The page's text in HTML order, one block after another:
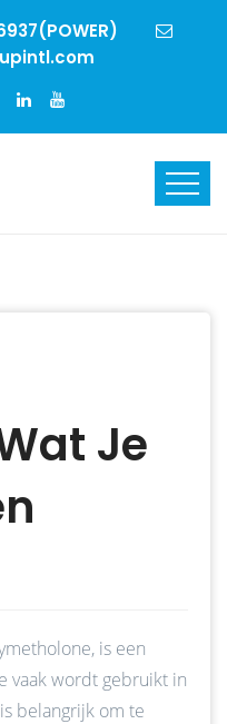
Je
is een
vaak wordt gebruikt in
belangrijk om te